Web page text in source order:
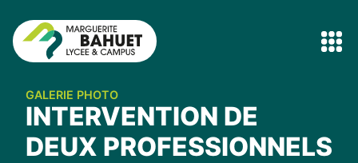
GALERIE PHOTO
INTERVENTION DE
DEUX PROFESSIONNELS